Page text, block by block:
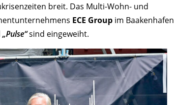
breit. Das Multi-Wohn- und
ECE Group im Baakenhafen
„Pulse“sind eingeweiht.